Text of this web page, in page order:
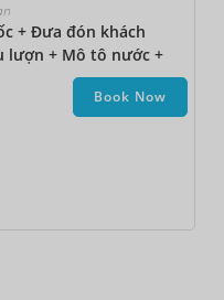
+ Đưa đón khách
lượn + Mô tô nước +
Book Now